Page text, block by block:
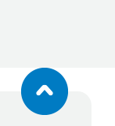
ページ上部へ戻る